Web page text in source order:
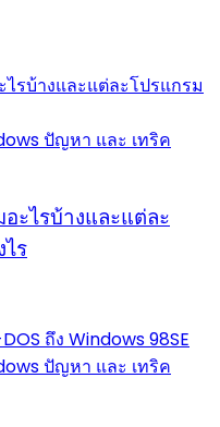
ปัญหา และ เทริค
ะไรบ้างและแต่ละ
ร
ปัญหา และ เทริค